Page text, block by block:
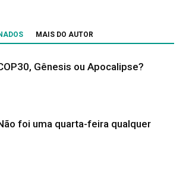
MAIS DO AUTOR
Gênesis ou Apocalipse?
foi uma quarta-feira qualquer